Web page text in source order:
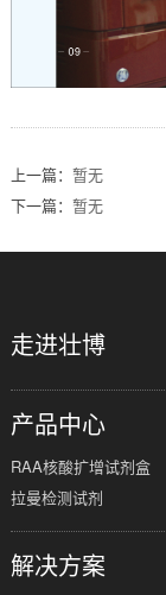
上一篇： 暂无
下一篇： 暂无
走进壮博
产品中心
RAA核酸扩增试剂盒
拉曼检测试剂
解决方案